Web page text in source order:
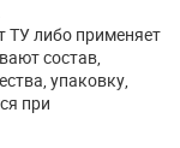
ТУ либо применяет
состав,
упаковку,
при